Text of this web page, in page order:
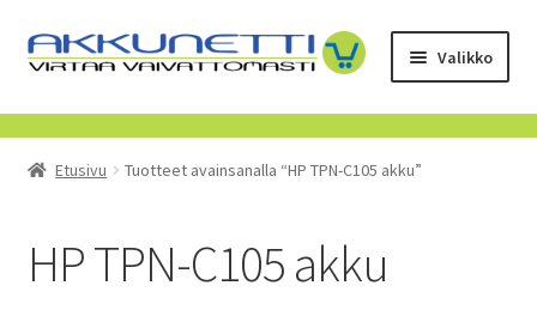
Siirry
navigointiin
Siirry
sisältöön
Valikko
Kauppa
Tietoa meistä
Etusivu Tuotteet avainsanalla “HP TPN-C105 akku”
HP TPN-C105 akku